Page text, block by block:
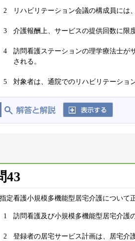
2 リハビリテーション会議の構成員には
3 介護報酬上、サービスの提供回数に限
4
訪問看護ステーションの理学療法士が
される。
5 対象者は、通院でのリハビリテーショ
43
指定看護小規模多機能型居宅介護について
1 訪問看護及び小規模多機能型居宅介護
2 登録者の居宅サービス計画は、居宅介